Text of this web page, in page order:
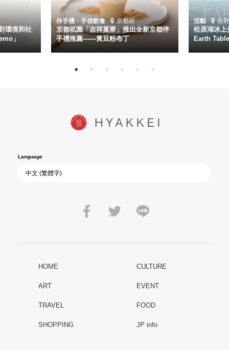
環境和社
」
伴手禮・手信飲食 京都府
京都祇園「吉祥菓寮」推出全新京都伴
手禮推薦——黃豆粉布丁
活動 長
松原湖冰
Earth
Language
HOME CULTURE
ART EVENT
TRAVEL FOOD
SHOPPING JP info